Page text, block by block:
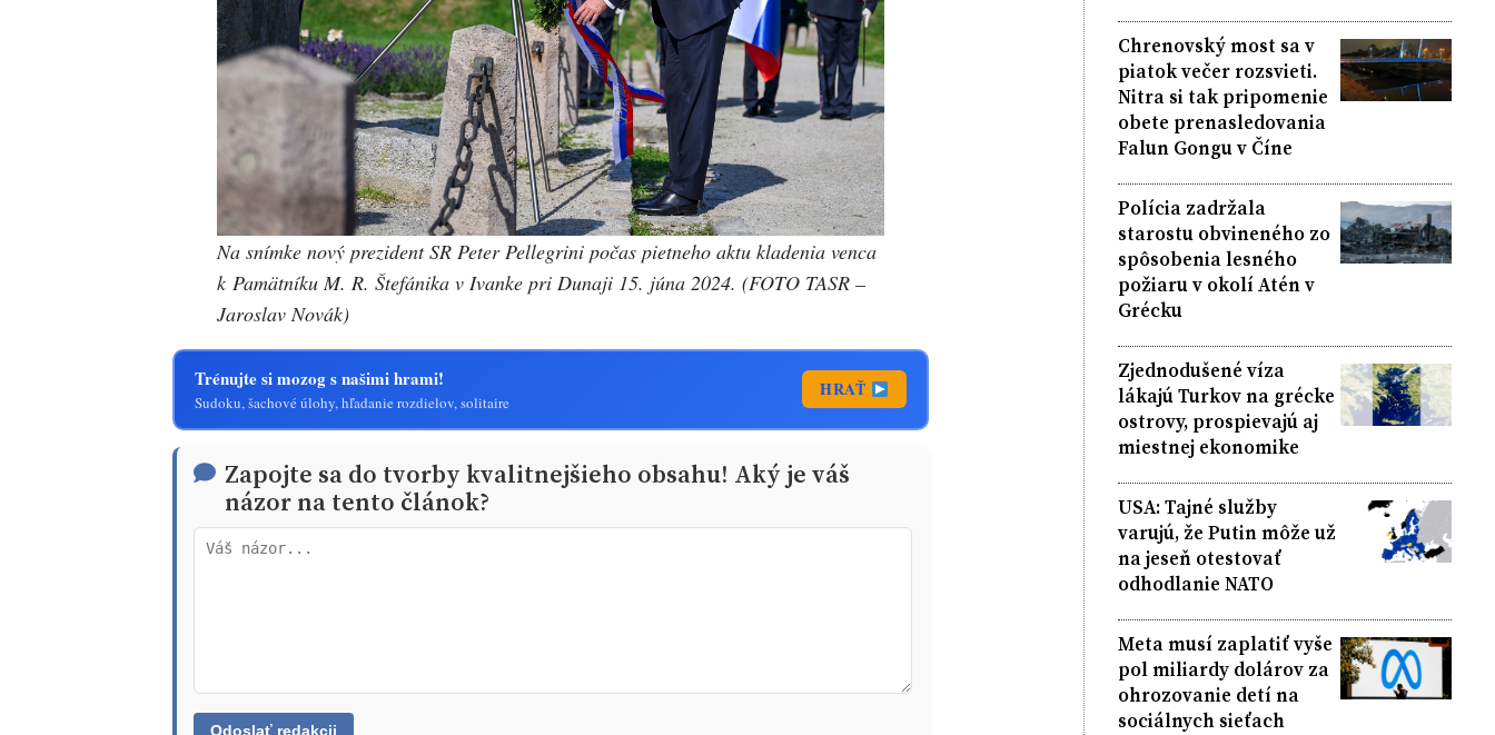
Na snímke nový prezident SR Peter Pellegrini počas pietneho aktu kladenia venca
k Pamätníku M. R. Štefánika v Ivanke pri Dunaji 15. júna 2024. (FOTO TASR –
Jaroslav Novák)
Trénujte si mozog s našimi hrami!
Sudoku, šachové úlohy, hľadanie rozdielov, solitaire
HRAŤ
Zapojte sa do tvorby kvalitnejšieho obsahu! Aký je váš
názor na tento článok?
Chrenovský most sa v
piatok večer rozsvieti.
Nitra si tak pripomenie
obete prenasledovania
Falun Gongu v Číne
Polícia zadržala
starostu obvineného zo
spôsobenia lesného
požiaru v okolí Atén v
Grécku
Zjednodušené víza
lákajú Turkov na grécke
ostrovy, prospievajú aj
miestnej ekonomike
USA: Tajné služby
varujú, že Putin môže už
na jeseň otestovať
odhodlanie NATO
Meta musí zaplatiť vyše
pol miliardy dolárov za
ohrozovanie detí na
sociálnych sieťach